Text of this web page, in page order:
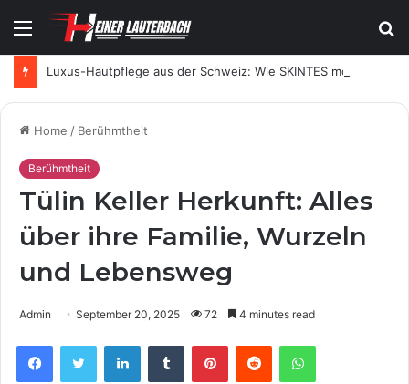
Menu
Home / Berühmtheit
Berühmtheit
Tülin Keller Herkunft: Alles
über ihre Familie, Wurzeln
und Lebensweg
Admin September 20, 2025 72 4 minutes read
FacebookTwitter LinkedInTumblr PinterestReddit WhatsApp